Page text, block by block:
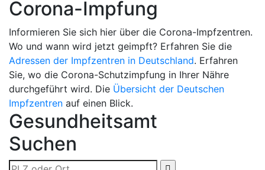
Corona-Impfung
Informieren Sie sich hier über die Corona-Impfzentren.
Wo und wann wird jetzt geimpft? Erfahren Sie die
Adressen der Impfzentren in Deutschland. Erfahren
Sie, wo die Corona-Schutzimpfung in Ihrer Nähre
durchgeführt wird. Die Übersicht der Deutschen
Impfzentren auf einen Blick.
Gesundheitsamt
Suchen